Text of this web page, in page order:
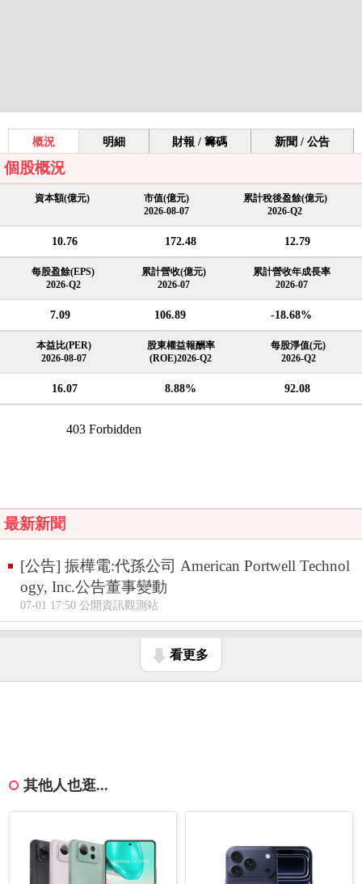
概況 明細 財報 / 籌碼 新聞 / 公告
個股概況
資本額(億元)
市值(億元)
2026-08-07
累計稅後盈餘(億元)
2026-Q2
10.76 172.48 12.79
每股盈餘(EPS)
2026-Q2
累計營收(億元)
2026-07
累計營收年成長率
2026-07
7.09 106.89 -18.68%
本益比(PER)
2026-08-07
股東權益報酬率
(ROE)2026-Q2
每股淨值(元)
2026-Q2
16.07 8.88% 92.08
最新新聞
[公告] 振樺電:代孫公司 American Portwell Technol
ogy, Inc.公告董事變動
07-01 17:50 公開資訊觀測站
看更多
其他人也逛...